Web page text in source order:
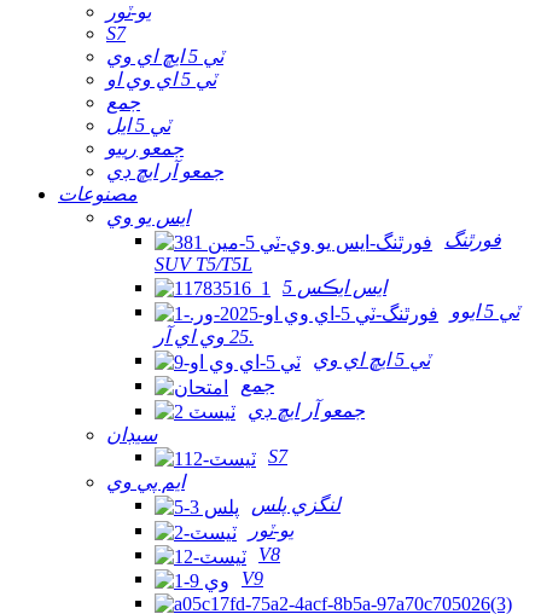
يو-ٽور
S7
ٽي 5 ايڇ اي وي
ٽي 5 اي وي او
جمع
ٽي 5 ايل
جمعو رييو
جمعو آر ايڇ ڊي
مصنوعات
ايس يو وي
فورٿنگ
SUV T5/T5L
ايس ايڪس 5
ٽي 5 ايوو
25 وي اي آر.
ٽي 5 ايڇ اي وي
جمع
جمعو آر ايڇ ڊي
سيڊان
S7
ايم پي وي
لنگزي پلس
يو-ٽور
V8
V9